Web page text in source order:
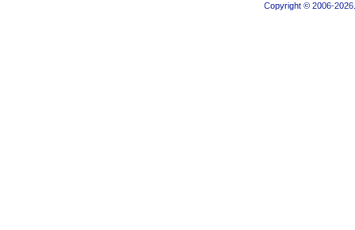
Copyright © 2006-